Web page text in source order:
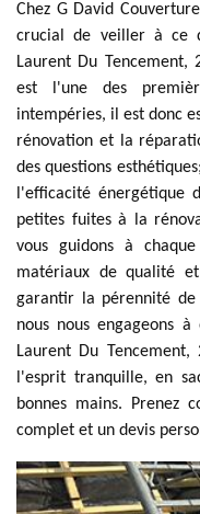
Chez G David
crucial de veiller à ce
Laurent Du
est l'une des
intempéries, il est donc
rénovation et la
des questions
l'efficacité énergétique
petites fuites à la
vous guidons à
matériaux de qualité
garantir la pérennité de
nous nous engageons
Laurent Du
l'esprit tranquille, en
bonnes mains. Prenez
complet et un devis